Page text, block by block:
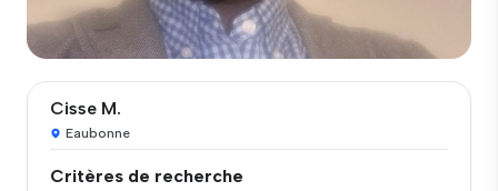
Cisse M.
Eaubonne
Critères de recherche